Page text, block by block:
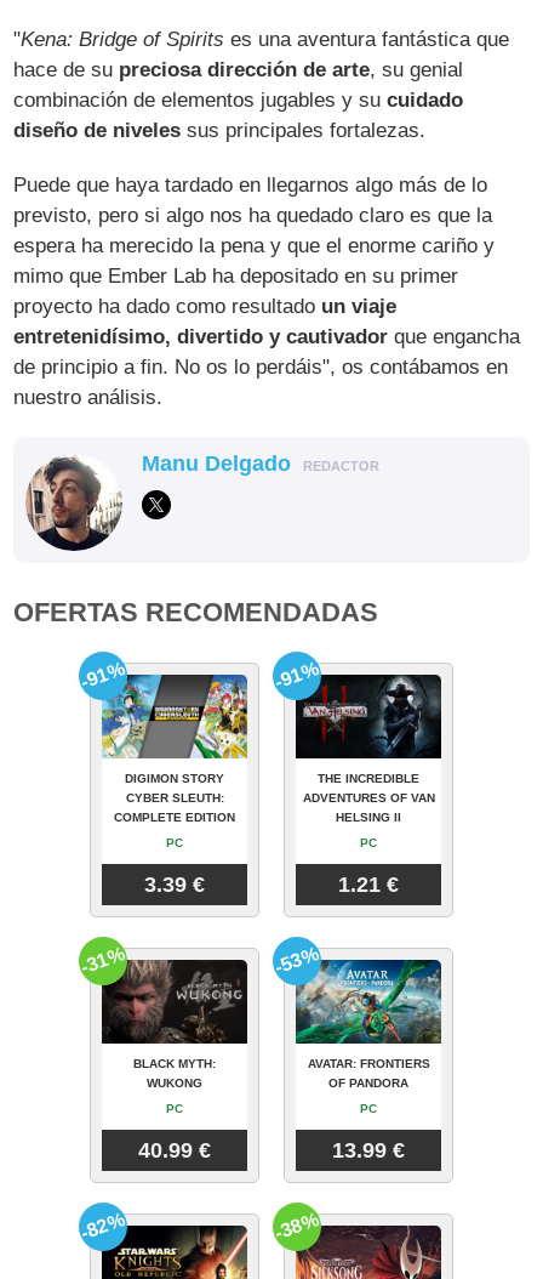
"Kena: Bridge of Spirits es una aventura fantástica que
hace de su preciosa dirección de arte, su genial
combinación de elementos jugables y sucuidado
diseño de niveles sus principales fortalezas.
Puede que haya tardado en llegarnos algo más de lo
previsto, pero si algo nos ha quedado claro es que la
espera ha merecido la pena y que el enorme cariño y
mimo que Ember Lab ha depositado en su primer
proyecto ha dado como resultado un viaje
entretenidísimo, divertido y cautivador que engancha
de principio a fin. No os lo perdáis", os contábamos en
nuestro análisis.
Manu Delgado REDACTOR
OFERTAS RECOMENDADAS
DIGIMON STORY
CYBER SLEUTH:
COMPLETE EDITION
PC
3.39 €
-91%
THE INCREDIBLE
ADVENTURES OF VAN
HELSING II
PC
1.21 €
-91%
BLACK MYTH:
WUKONG
PC
40.99 €
-31%
AVATAR: FRONTIERS
OF PANDORA
PC
13.99 €
-53%
-82% -38%